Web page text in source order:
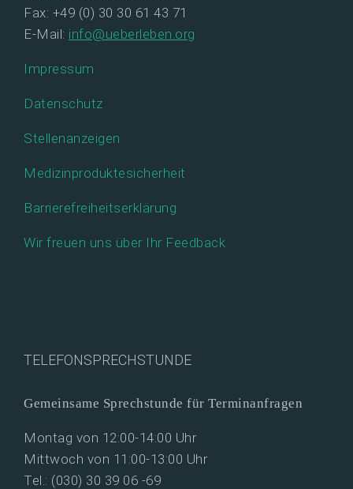
Fax: +49 (0) 30 30 61 43 71
E-Mail: info@ueberleben.org
Impressum
Datenschutz
Stellenanzeigen
Medizinproduktesicherheit
Barrierefreiheitserklärung
Wir freuen uns über Ihr Feedback
TELEFONSPRECHSTUNDE
Gemeinsame Sprechstunde für Terminanfragen
Montag von 12:00-14:00 Uhr
Mittwoch von 11:00-13:00 Uhr
Tel.: (030) 30 39 06 -69